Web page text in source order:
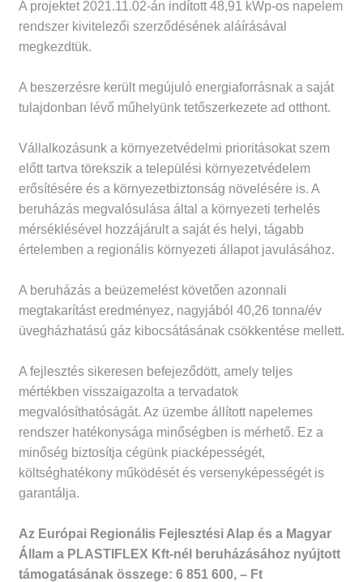
A projektet 2021.11.02-án indított 48,91 kWp-os napelem
rendszer kivitelezői szerződésének aláírásával
megkezdtük.
A beszerzésre került megújuló energiaforrásnak a saját
tulajdonban lévő műhelyünk tetőszerkezete ad otthont.
Vállalkozásunk a környezetvédelmi prioritásokat szem
előtt tartva törekszik a települési környezetvédelem
erősítésére és a környezetbiztonság növelésére is. A
beruházás megvalósulása által a környezeti terhelés
mérséklésével hozzájárult a saját és helyi, tágabb
értelemben a regionális környezeti állapot javulásához.
A beruházás a beüzemelést követően azonnali
megtakarítást eredményez, nagyjából 40,26 tonna/év
üvegházhatású gáz kibocsátásának csökkentése mellett.
A fejlesztés sikeresen befejeződött, amely teljes
mértékben visszaigazolta a tervadatok
megvalósíthatóságát. Az üzembe állított napelemes
rendszer hatékonysága minőségben is mérhető. Ez a
minőség biztosítja cégünk piacképességét,
költséghatékony működését és versenyképességét is
garantálja.
Az Európai Regionális Fejlesztési Alap és a Magyar
Állam a PLASTIFLEX Kft-nél beruházásához nyújtott
támogatásának összege: 6 851 600, – Ft